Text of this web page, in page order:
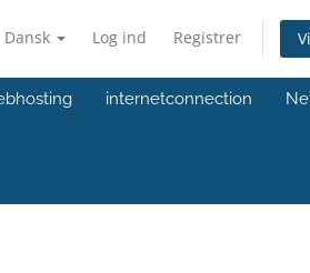
Dansk Log ind Registrer
internetconnection